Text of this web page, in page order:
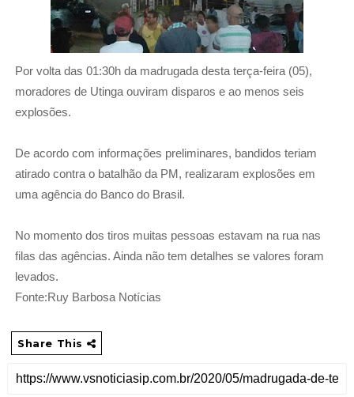
Por volta das 01:30h da madrugada desta terça-feira (05),
moradores de Utinga ouviram disparos e ao menos seis
explosões.
De acordo com informações preliminares, bandidos teriam
atirado contra o batalhão da PM, realizaram explosões em
uma agência do Banco do Brasil.
No momento dos tiros muitas pessoas estavam na rua nas
filas das agências. Ainda não tem detalhes se valores foram
levados.
Fonte:Ruy Barbosa Notícias
Share This